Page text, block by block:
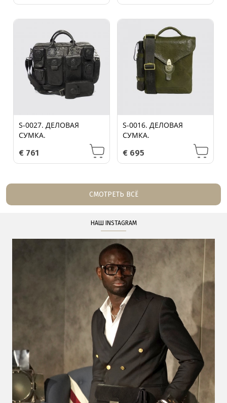
S-0027. ДЕЛОВАЯ
СУМКА.
€ 761
S-0016. ДЕЛОВАЯ
СУМКА.
€ 695
СМОТРЕТЬ ВСЁ
НАШ INSTAGRAM